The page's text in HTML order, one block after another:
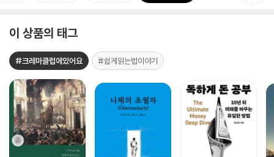
이 상품의 태그
#크레마클럽에있어요 #쉽게읽는법이야기